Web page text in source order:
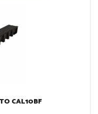
CAL10BF